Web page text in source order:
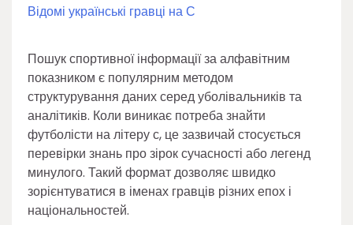
Відомі українські гравці на С
Пошук спортивної інформації за алфавітним
показником є популярним методом
структурування даних серед уболівальників та
аналітиків. Коли виникає потреба знайти
футболісти на літеру с, це зазвичай стосується
перевірки знань про зірок сучасності або легенд
минулого. Такий формат дозволяє швидко
зорієнтуватися в іменах гравців різних епох і
національностей.